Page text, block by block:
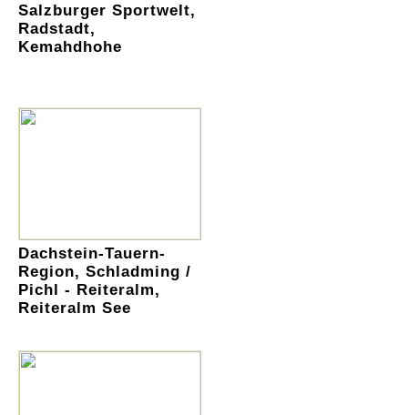
Salzburger Sportwelt,
Radstadt,
Kemahdhohe
Dachstein-Tauern-
Region, Schladming /
Pichl - Reiteralm,
Reiteralm See